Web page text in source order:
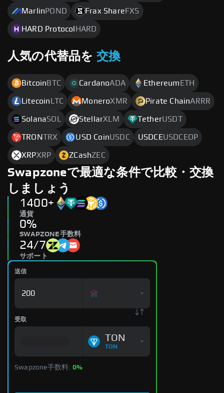
Marlin POND Frax Share FXS
HARD Protocol HARD
人気の代替品を 交換
Bitcoin BTC CardanoADA Ethereum ETH
Litecoin LTC MoneroXMR Pirate ChainARRR
SolanaSOL StellarXLM TetherUSDT
TRONTRX USD CoinUSDC USDCEUSDCEOP
XRPXRP ZCashZEC
Swapzoneで最適な条件で比較・交換
しましょう
送信
受取
TON
TON
Swapzone手数料: 0%
1400+
通貨
0%
SWAPZONE手数料
24/7
サポート